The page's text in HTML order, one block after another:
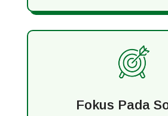
Fokus Pada